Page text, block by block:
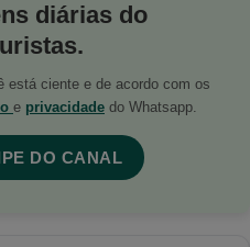
diárias do
está ciente e de acordo com os
e privacidade do Whatsapp.
DO CANAL